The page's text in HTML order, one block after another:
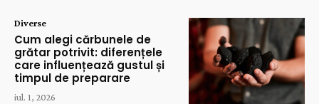
Diverse
Cum alegi cărbunele de
grătar potrivit: diferențele
care influențează gustul și
timpul de preparare
iul. 1, 2026